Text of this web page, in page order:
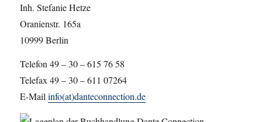
Inh. Stefanie Hetze
Oranienstr. 165a
10999 Berlin
Telefon 49 – 30 – 615 76 58
Telefax 49 – 30 – 611 07264
E-Mailinfo(at)danteconnection.de